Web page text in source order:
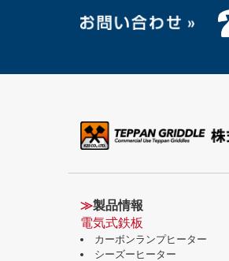
≫製品情報
電気式鉄板
カーボンランプヒーター
シーズーヒーター